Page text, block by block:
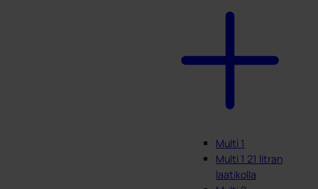
Multi 1
Multi 1 21 litran
laatikolla